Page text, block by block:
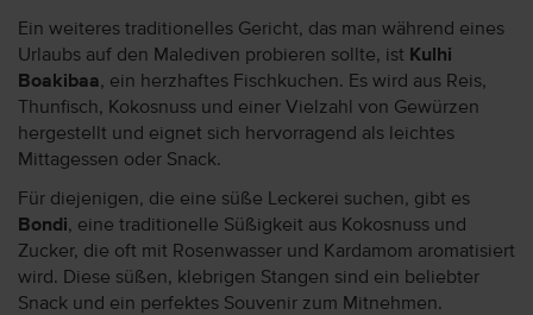
Ein weiteres traditionelles Gericht, das man während eines
Urlaubs auf den Malediven probieren sollte, ist Kulhi
Boakibaa, ein herzhaftes Fischkuchen. Es wird aus Reis,
Thunfisch, Kokosnuss und einer Vielzahl von Gewürzen
hergestellt und eignet sich hervorragend als leichtes
Mittagessen oder Snack.
Für diejenigen, die eine süße Leckerei suchen, gibt es
Bondi, eine traditionelle Süßigkeit aus Kokosnuss und
Zucker, die oft mit Rosenwasser und Kardamom aromatisiert
wird. Diese süßen, klebrigen Stangen sind ein beliebter
Snack und ein perfektes Souvenir zum Mitnehmen.